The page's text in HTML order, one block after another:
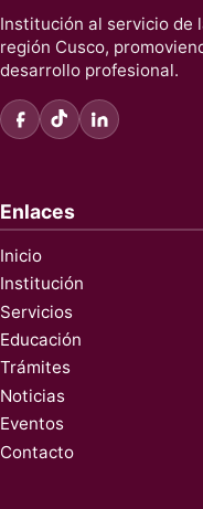
Institución al servicio de
región Cusco,
desarrollo profesional.
Enlaces
Inicio
Institución
Servicios
Educación
Trámites
Noticias
Eventos
Contacto